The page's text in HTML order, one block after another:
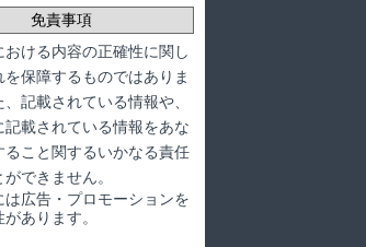
免責事項
おける内容の正確性に関し
を保障するものではありま
記載されている情報や、
記載されている情報をあな
ること関するいかなる責任
できません。
は広告・プロモーションを
あります。